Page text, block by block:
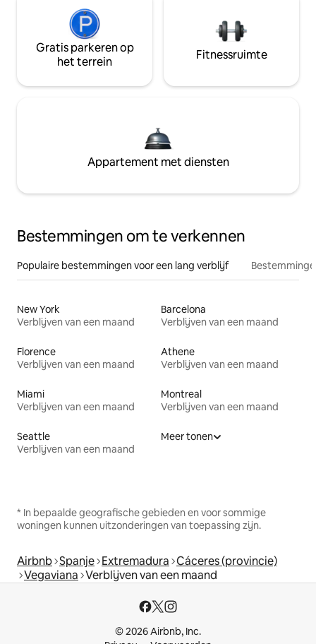
Gratis parkeren op
het terrein
Fitnessruimte
Appartement met diensten
Bestemmingen om te verkennen
Populaire bestemmingen voor een lang verblijf
New York
Verblijven van een maand
Barcelona
Verblijven van een maand
Florence
Verblijven van een maand
Athene
Verblijven van een maand
Miami
Verblijven van een maand
Montreal
Verblijven van een maand
Seattle
Verblijven van een maand
Meer tonen
* In bepaalde geografische gebieden en voor sommige
woningen kunnen uitzonderingen van toepassing zijn.
Airbnb Spanje Extremadura Cáceres (provincie)
Vegaviana Verblijven van een maand
© 2026 Airbnb, Inc.